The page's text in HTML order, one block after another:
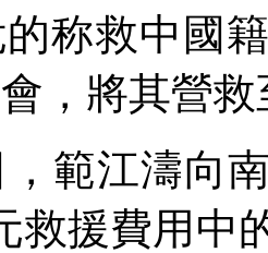
的称救中國
，將其營
江濤向南
救援費用中